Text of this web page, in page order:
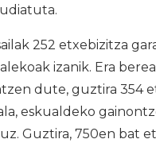
252 etxebizitza
izanik. Era
dute, guztira 354
eskualdeko
Guztira, 750en bat